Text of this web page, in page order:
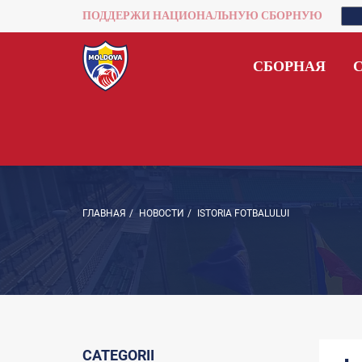
ПОДДЕРЖИ НАЦИОНАЛЬНУЮ СБОРНУЮ
СБОРНАЯ
ГЛАВНАЯ / НОВОСТИ / ISTORIA FOTBALULUI
CATEGORII